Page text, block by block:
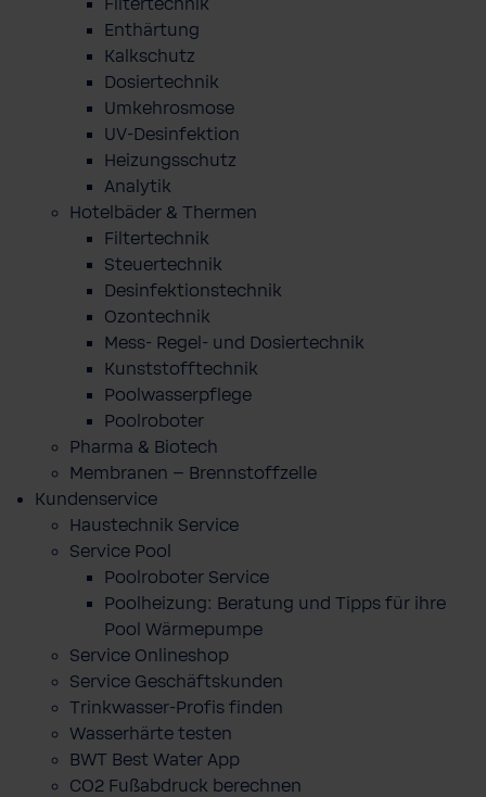
Filtertechnik
Enthärtung
Kalkschutz
Dosiertechnik
Umkehrosmose
UV-Desinfektion
Heizungsschutz
Analytik
Hotelbäder & Thermen
Filtertechnik
Steuertechnik
Desinfektionstechnik
Ozontechnik
Mess- Regel- und Dosiertechnik
Kunststofftechnik
Poolwasserpflege
Poolroboter
Pharma & Biotech
Membranen – Brennstoffzelle
Kundenservice
Haustechnik Service
Service Pool
Poolroboter Service
Poolheizung: Beratung und Tipps für ihre
Pool Wärmepumpe
Service Onlineshop
Service Geschäftskunden
Trinkwasser-Profis finden
Wasserhärte testen
BWT Best Water App
CO2 Fußabdruck berechnen